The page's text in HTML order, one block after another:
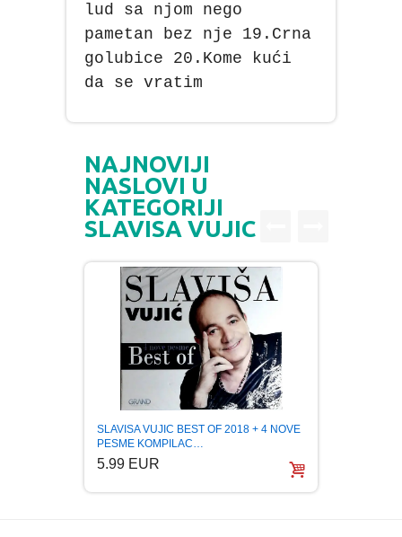
lud sa njom nego
pametan bez nje 19.Crna
golubice 20.Kome kući
da se vratim
NAJNOVIJI
NASLOVI U
KATEGORIJI
SLAVISA VUJIC
SLAVISA VUJIC BEST OF 2018 + 4 NOVE
PESME KOMPILAC…
5.99 EUR